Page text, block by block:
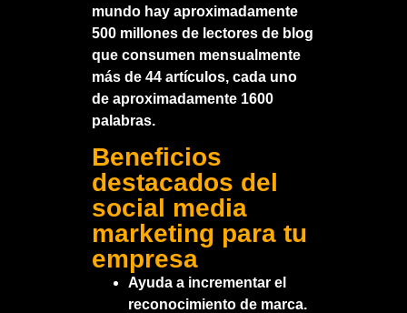
mundo hay aproximadamente
500 millones de lectores de blog
que consumen mensualmente
más de 44 artículos, cada uno
de aproximadamente 1600
palabras.
Beneficios
destacados del
social media
marketing para tu
empresa
Ayuda a incrementar el
reconocimiento de marca.